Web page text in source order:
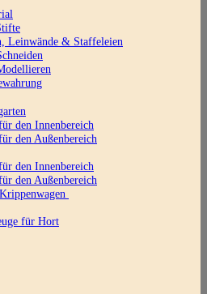
Leinwände & Staffeleien
den Innenbereich
den Außenbereich
den Innenbereich
den Außenbereich
für Hort